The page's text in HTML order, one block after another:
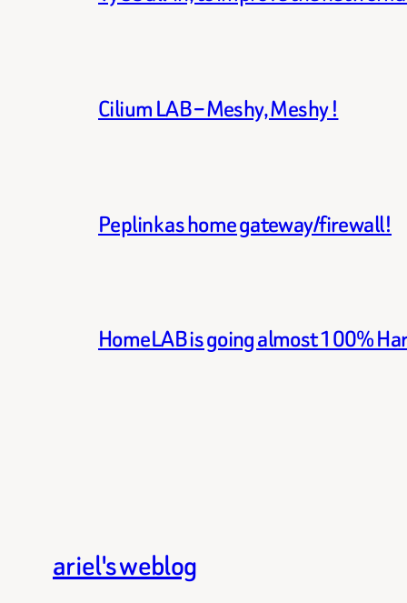
Cilium LAB – Meshy, Meshy !
Peplink as home gateway/firewall!
HomeLAB is going almost 100%
ariel's weblog